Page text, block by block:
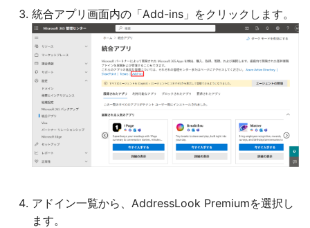
統合アプリ画面内の「Add-ins」をクリックします。
アドイン一覧から、AddressLook Premiumを選択し
ます。